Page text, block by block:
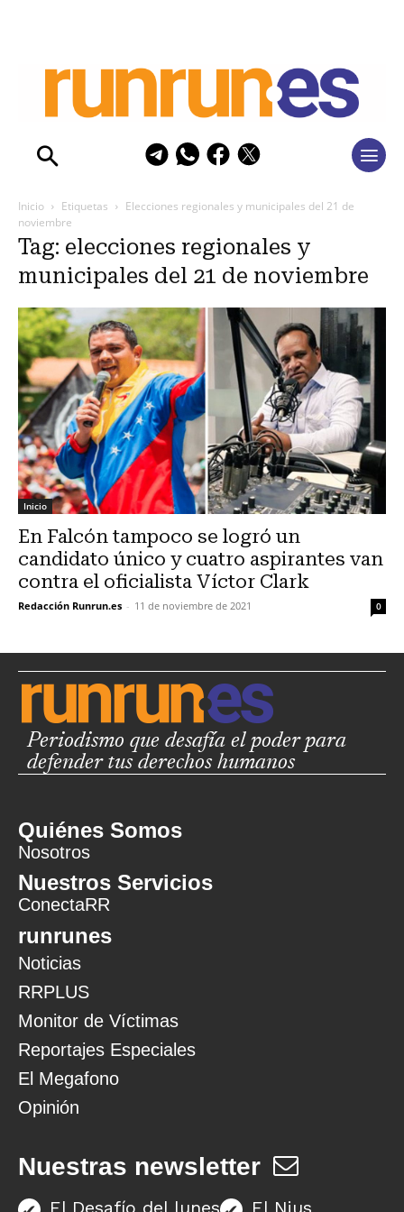
Inicio Etiquetas
Elecciones regionales y municipales del 21 de
noviembre
Tag: elecciones regionales y
municipales del 21 de noviembre
Inicio
En Falcón tampoco se logró un
candidato único y cuatro aspirantes van
contra el oficialista Víctor Clark
Redacción Runrun.es - 11 de noviembre de 2021 0
Periodismo que desafía el poder para
defender tus derechos humanos
Quiénes Somos
Nosotros
Nuestros Servicios
ConectaRR
runrunes
Noticias
RRPLUS
Monitor de Víctimas
Reportajes Especiales
El Megafono
Opinión
Nuestras newsletter
El Desafío del lunes El Nius